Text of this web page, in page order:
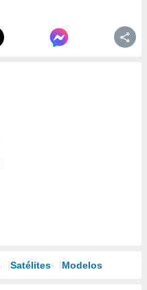
Satélites Modelos